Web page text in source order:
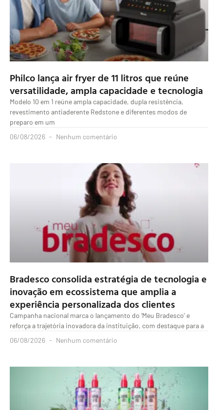
Philco lança air fryer de 11 litros que reúne
versatilidade, ampla capacidade e tecnologia
Modelo 10 em 1 reúne ampla capacidade, dupla resistência,
revestimento antiaderente Redstone e diferentes modos de
preparo em um
06/08/2026
Nenhum comentário
Bradesco consolida estratégia de tecnologia e
inovação em ecossistema que amplia a
experiência personalizada dos clientes
Campanha nacional marca o lançamento do ‘Meu Bradesco’ e
reforça a trajetória inovadora da instituição, com destaque para a
06/08/2026
Nenhum comentário